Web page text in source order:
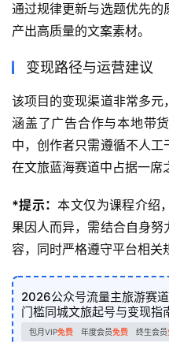
通过规律更新与选题优先
产出高质量的文案素材。
变现路径与运营建议
该项目的变现渠道非常多元
涵盖了广告合作与本地带
中，创作者只需遵循不人
在文旅蓝海赛道中占据一席
*提示：本文仅为课程介绍
果因人而异，需结合自身
容，同时严格遵守平台相
2026公众号流量主旅游赛
门槛同城文旅起号与变现指
包月VIP免费 年度会员免费 终生会员